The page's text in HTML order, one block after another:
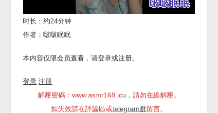
时长：约24分钟
作者：啵啵眠眠
本内容仅限会员查看，请登录或注册。
登录 注册
解壓密碼：www.asmr168.icu，請勿在線解壓。
如失效請在評論區或telegram群留言。